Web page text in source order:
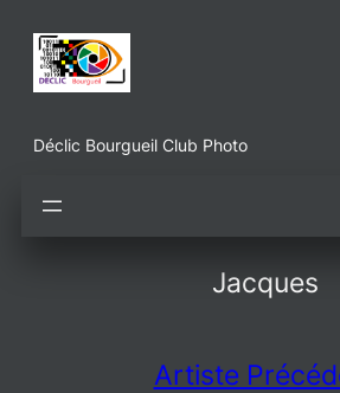
Aller
Déclic Bourgueil Club Photo
Jacques
Artiste